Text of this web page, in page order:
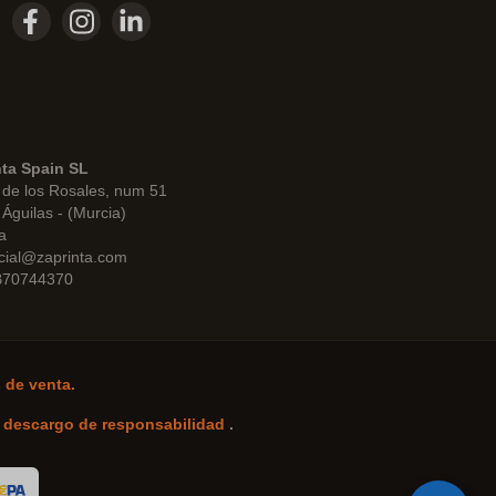
Spain SL
los Rosales, num 51
- (Murcia)
venta.
descargo de responsabilidad .